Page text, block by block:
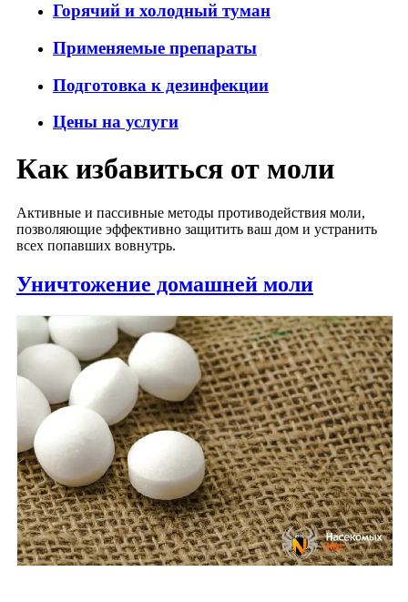
Горячий и холодный туман
Применяемые препараты
Подготовка к дезинфекции
Цены на услуги
Как избавиться от моли
Активные и пассивные методы противодействия моли,
позволяющие эффективно защитить ваш дом и устранить
всех попавших вовнутрь.
Уничтожение домашней моли